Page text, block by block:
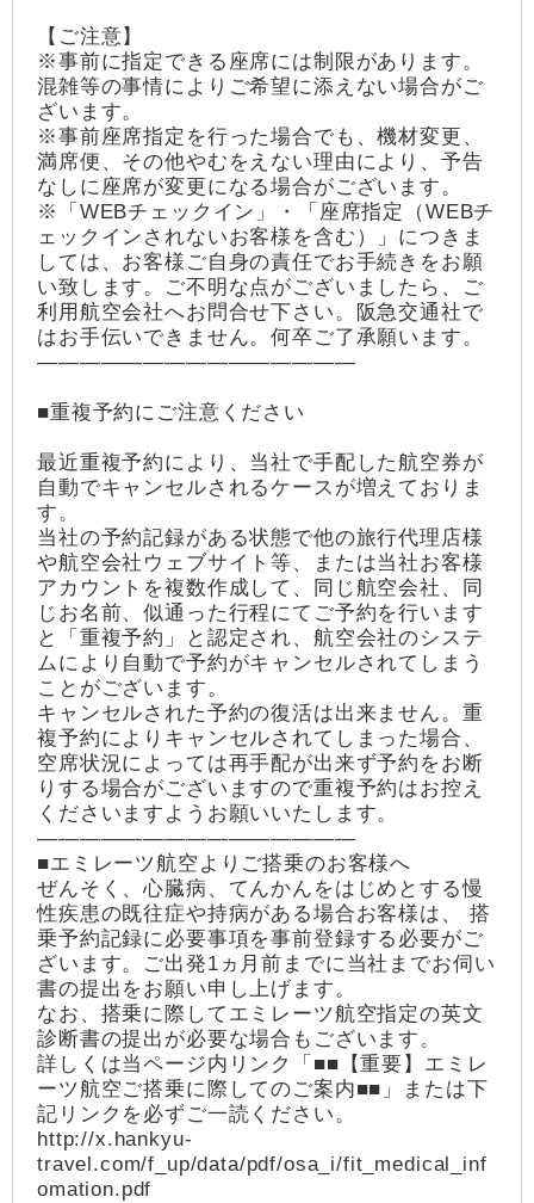
【ご注意】
※事前に指定できる座席には制限があります。
混雑等の事情によりご希望に添えない場合がご
ざいます。
※事前座席指定を行った場合でも、機材変更、
満席便、その他やむをえない理由により、予告
なしに座席が変更になる場合がございます。
※「WEBチェックイン」・「座席指定（WEBチ
ェックインされないお客様を含む）」につきま
しては、お客様ご自身の責任でお手続きをお願
い致します。ご不明な点がございましたら、ご
利用航空会社へお問合せ下さい。阪急交通社で
はお手伝いできません。何卒ご了承願います。
―――――――――――――――
■重複予約にご注意ください
最近重複予約により、当社で手配した航空券が
自動でキャンセルされるケースが増えておりま
す。
当社の予約記録がある状態で他の旅行代理店様
や航空会社ウェブサイト等、または当社お客様
アカウントを複数作成して、同じ航空会社、同
じお名前、似通った行程にてご予約を行います
と「重複予約」と認定され、航空会社のシステ
ムにより自動で予約がキャンセルされてしまう
ことがございます。
キャンセルされた予約の復活は出来ません。重
複予約によりキャンセルされてしまった場合、
空席状況によっては再手配が出来ず予約をお断
りする場合がございますので重複予約はお控え
くださいますようお願いいたします。
―――――――――――――――
■エミレーツ航空よりご搭乗のお客様へ
ぜんそく、心臓病、てんかんをはじめとする慢
性疾患の既往症や持病がある場合お客様は、 搭
乗予約記録に必要事項を事前登録する必要がご
ざいます。ご出発1ヵ月前までに当社までお伺い
書の提出をお願い申し上げます。
なお、搭乗に際してエミレーツ航空指定の英文
診断書の提出が必要な場合もございます。
詳しくは当ページ内リンク「■■【重要】エミレ
ーツ航空ご搭乗に際してのご案内■■」または下
記リンクを必ずご一読ください。
http://x.hankyu-
travel.com/f_up/data/pdf/osa_i/fit_medical_inf
omation.pdf